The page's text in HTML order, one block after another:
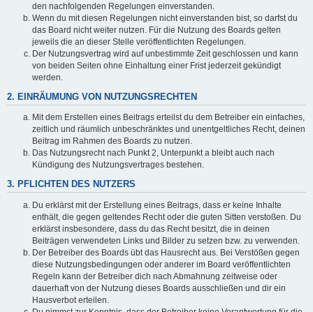
den nachfolgenden Regelungen einverstanden.
Wenn du mit diesen Regelungen nicht einverstanden bist, so darfst du
das Board nicht weiter nutzen. Für die Nutzung des Boards gelten
jeweils die an dieser Stelle veröffentlichten Regelungen.
Der Nutzungsvertrag wird auf unbestimmte Zeit geschlossen und kann
von beiden Seiten ohne Einhaltung einer Frist jederzeit gekündigt
werden.
2. EINRÄUMUNG VON NUTZUNGSRECHTEN
Mit dem Erstellen eines Beitrags erteilst du dem Betreiber ein einfaches,
zeitlich und räumlich unbeschränktes und unentgeltliches Recht, deinen
Beitrag im Rahmen des Boards zu nutzen.
Das Nutzungsrecht nach Punkt 2, Unterpunkt a bleibt auch nach
Kündigung des Nutzungsvertrages bestehen.
3. PFLICHTEN DES NUTZERS
Du erklärst mit der Erstellung eines Beitrags, dass er keine Inhalte
enthält, die gegen geltendes Recht oder die guten Sitten verstoßen. Du
erklärst insbesondere, dass du das Recht besitzt, die in deinen
Beiträgen verwendeten Links und Bilder zu setzen bzw. zu verwenden.
Der Betreiber des Boards übt das Hausrecht aus. Bei Verstößen gegen
diese Nutzungsbedingungen oder anderer im Board veröffentlichten
Regeln kann der Betreiber dich nach Abmahnung zeitweise oder
dauerhaft von der Nutzung dieses Boards ausschließen und dir ein
Hausverbot erteilen.